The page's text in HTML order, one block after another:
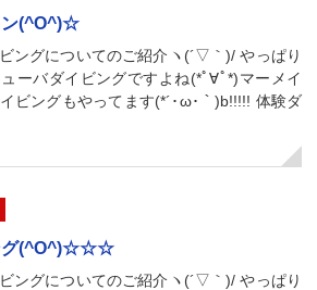
ン(^O^)☆
ングについてのご紹介ヽ(´▽｀)/ やっぱり
ーバダイビングですよね(*ﾟ∀ﾟ*)マーメイ
ビングもやってます(*´･ω･｀)b!!!!! 体験ダ
グ(^O^)☆☆☆
ングについてのご紹介ヽ(´▽｀)/ やっぱり